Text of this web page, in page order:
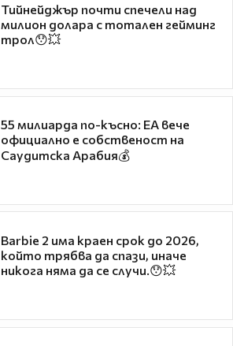
Тийнейджър почти спечели над
милион долара с тотален гейминг
трол😯💥
55 милиарда по-късно: EA вече
официално е собственост на
Саудитска Арабия💰
Barbie 2 има краен срок до 2026,
който трябва да спази, иначе
никога няма да се случи.😯💥